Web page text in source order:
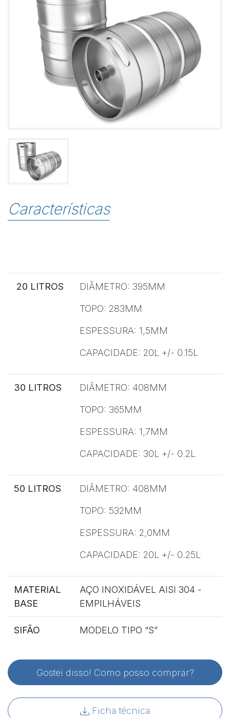
Características
20 LITROS DIÂMETRO: 395MM
TOPO: 283MM
ESPESSURA: 1,5MM
CAPACIDADE: 20L +/- 0.15L
30 LITROS DIÂMETRO: 408MM
TOPO: 365MM
ESPESSURA: 1,7MM
CAPACIDADE: 30L +/- 0.2L
50 LITROS DIÂMETRO: 408MM
TOPO: 532MM
ESPESSURA: 2,0MM
CAPACIDADE: 20L +/- 0.25L
MATERIAL
BASE
AÇO INOXIDÁVEL AISI 304 -
EMPILHÁVEIS
SIFÃO MODELO TIPO “S”
Gostei disso! Como posso comprar?
Ficha técnica